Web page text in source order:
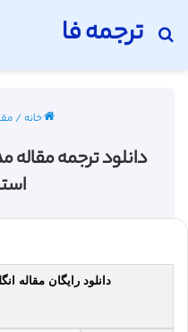
ترجمه فا
جستجو برای
خانه/
دانلود ترجمه مقاله
دانلود رایگان مقاله